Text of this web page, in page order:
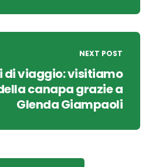
NEXT POST
di viaggio: visitiamo
canapa grazie a
Glenda Giampaoli